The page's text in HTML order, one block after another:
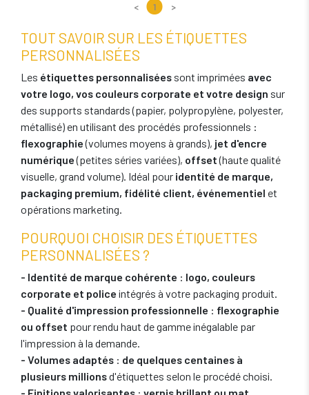
< 1 >
TOUT SAVOIR SUR LES ÉTIQUETTES
PERSONNALISÉES
Les étiquettes personnalisées sont imprimées avec
votre logo, vos couleurs corporate et votre design sur
des supports standards (papier, polypropylène, polyester,
métallisé) en utilisant des procédés professionnels :
flexographie(volumes moyens à grands), jet d'encre
numérique(petites séries variées), offset(haute qualité
visuelle, grand volume). Idéal pour identité de marque,
packaging premium, fidélité client, événementiel et
opérations marketing.
POURQUOI CHOISIR DES ÉTIQUETTES
PERSONNALISÉES ?
- Identité de marque cohérente : logo, couleurs
corporate et police intégrés à votre packaging produit.
- Qualité d'impression professionnelle : flexographie
ou offset pour rendu haut de gamme inégalable par
l'impression à la demande.
- Volumes adaptés : de quelques centaines à
plusieurs millionsd'étiquettes selon le procédé choisi.
- Finitions valorisantes : vernis brillant ou mat